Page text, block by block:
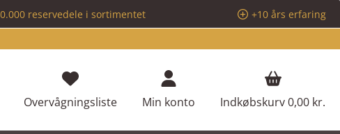
reservedele i sortimentet
+10 års erfaring
OvervågningslisteDu har 0 ønskeliste varer
Min konto Indkøbskurv0,00 kr.